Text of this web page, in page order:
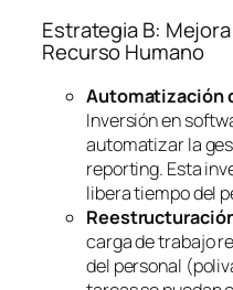
Estrategia B:
Recurso Humano
Automatización
Inversión en
automatizar la
reporting. Esta
libera tiempo del
carga de trabajo
del personal